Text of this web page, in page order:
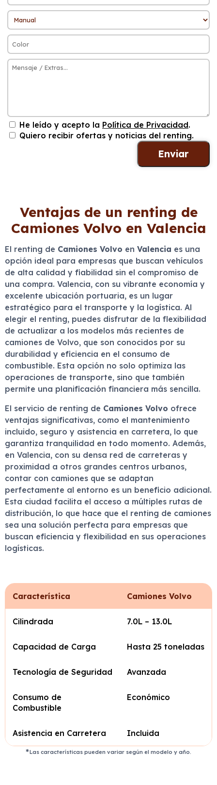
He leído y acepto la Política de Privacidad.
Quiero recibir ofertas y noticias del renting.
Ventajas de un renting de
Camiones Volvo en Valencia
El renting de Camiones Volvo en Valencia es una
opción ideal para empresas que buscan vehículos
de alta calidad y fiabilidad sin el compromiso de
una compra. Valencia, con su vibrante economía y
excelente ubicación portuaria, es un lugar
estratégico para el transporte y la logística. Al
elegir el renting, puedes disfrutar de la flexibilidad
de actualizar a los modelos más recientes de
camiones de Volvo, que son conocidos por su
durabilidad y eficiencia en el consumo de
combustible. Esta opción no solo optimiza las
operaciones de transporte, sino que también
permite una planificación financiera más sencilla.
El servicio de renting de Camiones Volvo ofrece
ventajas significativas, como el mantenimiento
incluido, seguro y asistencia en carretera, lo que
garantiza tranquilidad en todo momento. Además,
en Valencia, con su densa red de carreteras y
proximidad a otros grandes centros urbanos,
contar con camiones que se adaptan
perfectamente al entorno es un beneficio adicional.
Esta ciudad facilita el acceso a múltiples rutas de
distribución, lo que hace que el renting de camiones
sea una solución perfecta para empresas que
buscan eficiencia y flexibilidad en sus operaciones
logísticas.
Característica Camiones Volvo
Cilindrada 7.0L – 13.0L
Capacidad de Carga Hasta 25 toneladas
Tecnología de Seguridad Avanzada
Consumo de
Combustible
Económico
Asistencia en Carretera Incluida
Las características pueden variar según el modelo y año.